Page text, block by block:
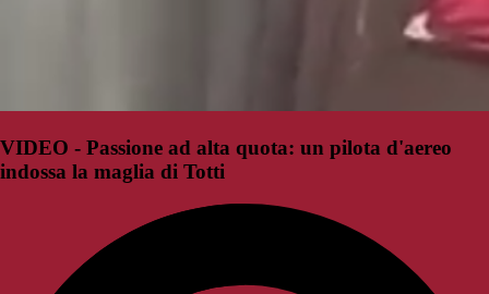
VIDEO - Passione ad alta quota: un pilota d'aereo
indossa la maglia di Totti